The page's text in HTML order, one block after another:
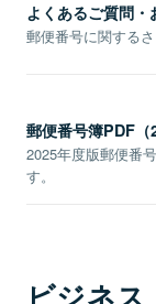
よくあるご質問・
郵便番号に関する
郵便番号簿PDF（
2025年度版郵便番
す。